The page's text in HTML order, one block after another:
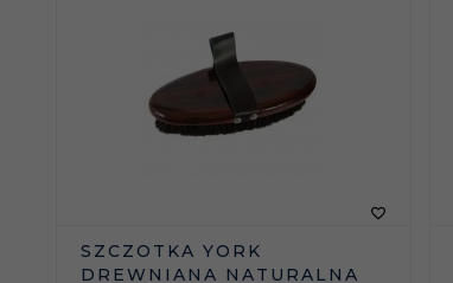
SZCZOTKA YORK
DREWNIANA NATURALNA